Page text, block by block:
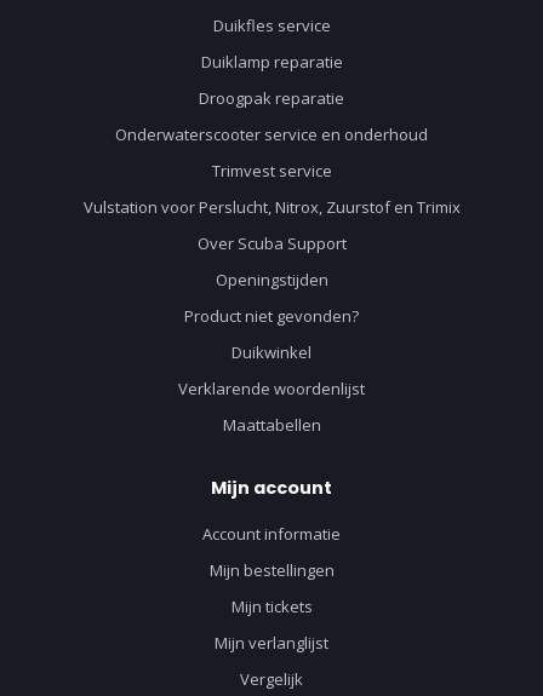
Duikfles service
Duiklamp reparatie
Droogpak reparatie
Onderwaterscooter service en onderhoud
Trimvest service
Vulstation voor Perslucht, Nitrox, Zuurstof en Trimix
Over Scuba Support
Openingstijden
Product niet gevonden?
Duikwinkel
Verklarende woordenlijst
Maattabellen
Mijn account
Account informatie
Mijn bestellingen
Mijn tickets
Mijn verlanglijst
Vergelijk